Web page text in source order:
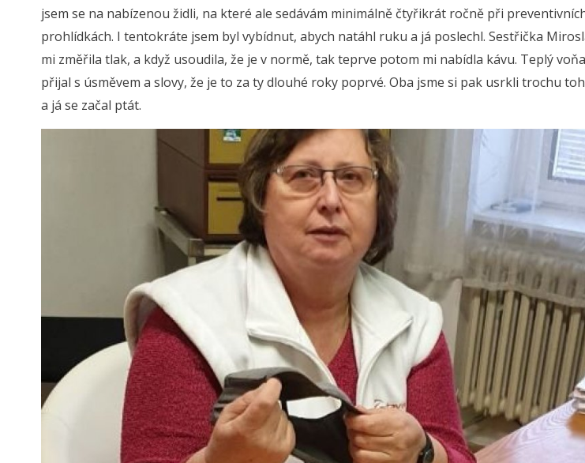
jsem se na nabízenou židli, na které ale sedávám minimálně čtyřikrát ročně při
prohlídkách. I tentokráte jsem byl vybídnut, abych natáhl ruku a já poslechl. Sestřička
mi změřila tlak, a když usoudila, že je v normě, tak teprve potom mi nabídla kávu. Teplý
přijal s úsměvem a slovy, že je to za ty dlouhé roky poprvé. Oba jsme si pak usrkli trochu
a já se začal ptát.